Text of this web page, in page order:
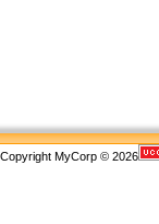
Copyright MyCorp © 2026